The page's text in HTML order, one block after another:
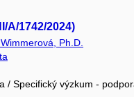
A/1742/2024)
Ph.D.
/ Specifický výzkum -